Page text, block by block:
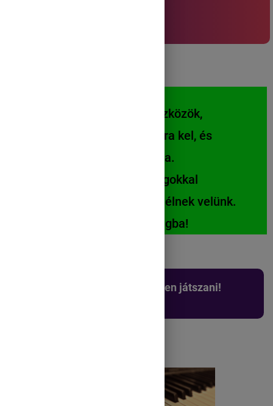
A hangszerek varázseszközök,
amelyekkel a zene táncra kel, és
mosolyt csal az arcunkra.
Olyan barátok, akik hangokkal
mesélnek és együtt zenélnek velünk.
Gyere velem Zeneországba!
Nagyszerű dolog hangszereken játszani!